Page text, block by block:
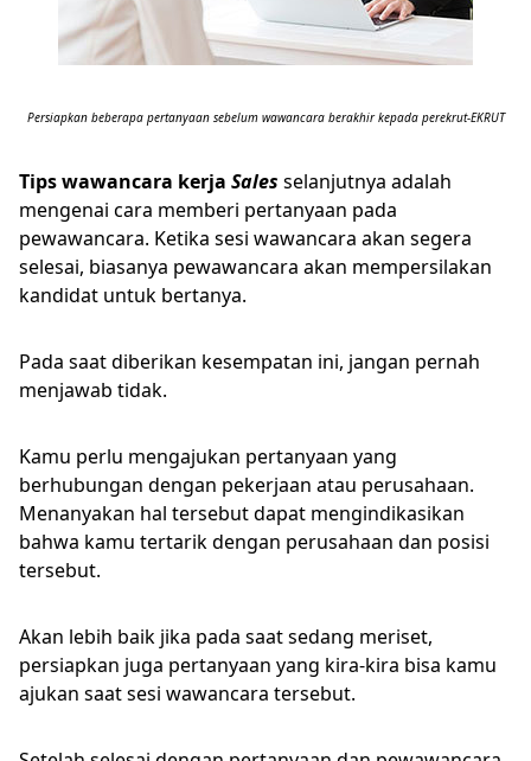
Persiapkan beberapa pertanyaan sebelum wawancara berakhir kepada perekrut-EKRUT
Tips wawancara kerja Sales selanjutnya adalah
mengenai cara memberi pertanyaan pada
pewawancara. Ketika sesi wawancara akan segera
selesai, biasanya pewawancara akan mempersilakan
kandidat untuk bertanya.
Pada saat diberikan kesempatan ini, jangan pernah
menjawab tidak.
Kamu perlu mengajukan pertanyaan yang
berhubungan dengan pekerjaan atau perusahaan.
Menanyakan hal tersebut dapat mengindikasikan
bahwa kamu tertarik dengan perusahaan dan posisi
tersebut.
Akan lebih baik jika pada saat sedang meriset,
persiapkan juga pertanyaan yang kira-kira bisa kamu
ajukan saat sesi wawancara tersebut.